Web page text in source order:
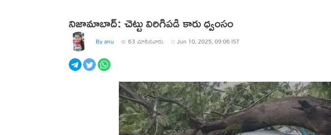
నిజామాబాద్: చెట్టు విరిగిపడి కారు ధ్వంసం
By anu 63 చూసినవారు Jun 10, 2025, 09:06 IST